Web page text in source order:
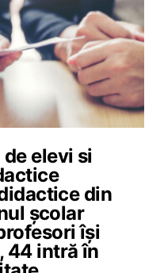
elevi si
din
școlar
își
44 intră în